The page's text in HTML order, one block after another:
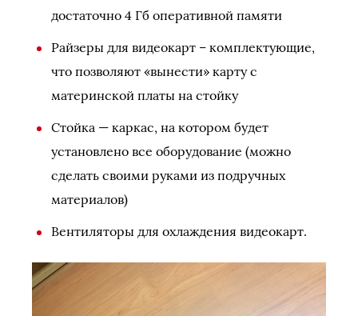
достаточно 4 Гб оперативной памяти
Райзеры для видеокарт – комплектующие,
что позволяют «вынести» карту с
материнской платы на стойку
Стойка — каркас, на котором будет
установлено все оборудование (можно
сделать своими руками из подручных
материалов)
Вентиляторы для охлаждения видеокарт.